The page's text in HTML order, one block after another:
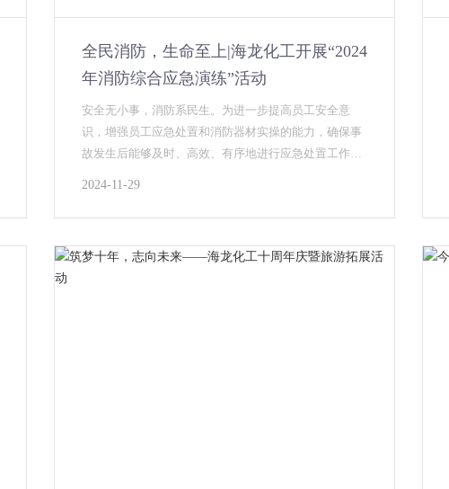
全民消防，生命至上|海龙化工开展“2024
年消防综合应急演练”活动
安全无小事，消防系民生。为进一步提高员工安全意
识，增强员工应急处置和消防器材实操的能力，确保事
故发生后能够及时、高效、有序地进行应急处置工作。
2024-11-29